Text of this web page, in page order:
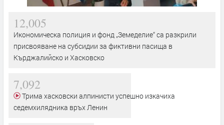
12,005
Икономическа полиция и фонд „Земеделие“ са разкрили
присвояване на субсидии за фиктивни пасища в
Кърджалийско и Хасковско
7,092
седемхилядника връх Ленин